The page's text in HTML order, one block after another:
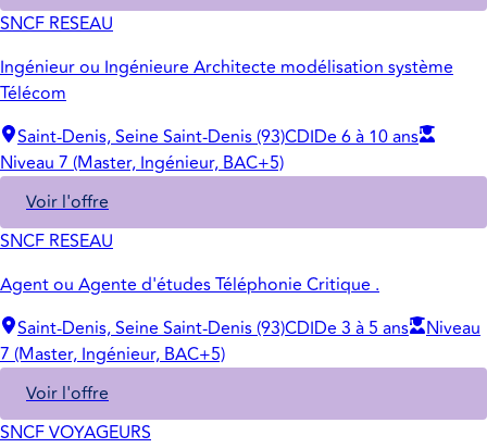
SNCF RESEAU
Ingénieur ou Ingénieure Architecte modélisation système
Télécom
Saint-Denis, Seine Saint-Denis (93)CDIDe 6 à 10 ans
Niveau 7 (Master, Ingénieur, BAC+5)
Voir l'offre
SNCF RESEAU
Agent ou Agente d'études Téléphonie Critique .
Saint-Denis, Seine Saint-Denis (93)CDIDe 3 à 5 ans
Niveau
7 (Master, Ingénieur, BAC+5)
Voir l'offre
SNCF VOYAGEURS